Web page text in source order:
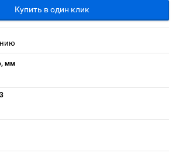
Купить в один клик
мм